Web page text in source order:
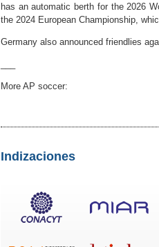
has an automatic berth for the 2026
the 2024 European Championship,
Germany also announced friendlies
More AP soccer:
Indizaciones